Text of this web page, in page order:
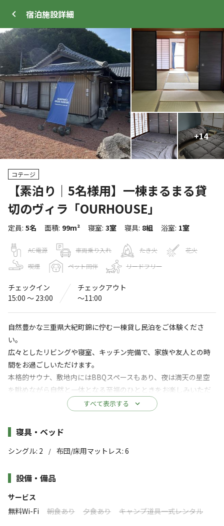
宿泊施設詳細
+14
コテージ
【素泊り｜5名様用】一棟まるまる貸
切のヴィラ「OURHOUSE」
定員: 5名 面積: 99m² 寝室: 3室 寝具: 8組 浴室: 1室
AC電源 車両乗り入れ たき火
花火
喫煙
ペット同伴 リードフリー
チェックイン
15:00 〜 23:00
チェックアウト
〜11:00
自然豊かな三重県大紀町錦に佇む一棟貸し民泊をご体験くださ
い。
広々としたリビングや寝室、キッチン完備で、家族や友人との時
間をお過ごしいただけます。
本格的サウナ、敷地内にはBBQスペースもあり、夜は満天の星空
を眺めながら自然と一体となる至福のひとときをお楽しみいただ
観光名所や温泉も近く、地元の食材を使った料理も楽しめます。
心地よいおもてなしと豊かな自然を求める方におすすめです。
海、山、川の自然に恵まれたまち「大紀町」。熊野灘に面した三
清流大内山川での鮎釣りやカヤック、磁場ZEROパワースポットの
など歴史のある地域です。自然豊かなアクティビティが楽しめるス
ポット、是非ファミリーやグループでワイワイガヤガヤ楽しむ
すべて表示する
施設詳細
寝具・ベッド
シングル: 2 / 布団/床用マットレス: 6
設備・備品
サービス
無料Wi-Fi
朝食あり 夕食あり キャンプ道具一式レンタル
+41
トップ
WEB予約可能 宿泊施設
OUR HOUSE
〒519-2911 三重県度会郡大紀町錦字中河内657-11
Googleマップで見る
水洗トイレ
サウナ コインシャワー
※詳しくは「 キャンプ場情報 」をご確認ください。
＼＼海近くの自然豊かな立地でありながら、IC
から車で約10分とアクセス◎／／
自然豊かな立地でありながら、最寄りのICから車で約10
分でアクセス◎🚗
楽しめます！🏄‍♀️🧘‍♀️🧘
古民家をリノベーションした和モダンテイストの懐かしい
空間を演出しており、テラスではBBQも可能🔥🍖🫕
このキャンプ場の特徴